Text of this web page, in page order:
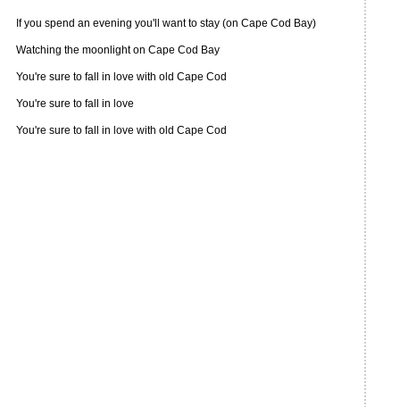
If you spend an evening you'll want to stay (on Cape Cod Bay)
Watching the moonlight on Cape Cod Bay
You're sure to fall in love with old Cape Cod
You're sure to fall in love
You're sure to fall in love with old Cape Cod